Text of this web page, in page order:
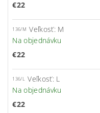
€22
136/M Veľkosť: M
Na objednávku
€22
136/L Veľkosť: L
Na objednávku
€22